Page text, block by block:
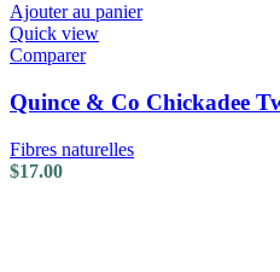
Ajouter au panier
Quick view
Comparer
Quince & Co Chickadee
Fibres naturelles
$17.00